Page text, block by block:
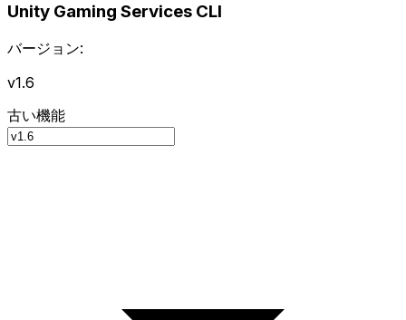
Unity Gaming Services CLI
バージョン:
v1.6
古い機能